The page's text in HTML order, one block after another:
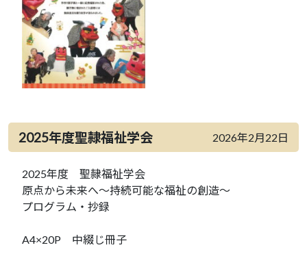
2025年度聖隷福祉学会 2026年2月22日
2025年度 聖隷福祉学会
原点から未来へ～持続可能な福祉の創造～
プログラム・抄録
A4×20P 中綴じ冊子